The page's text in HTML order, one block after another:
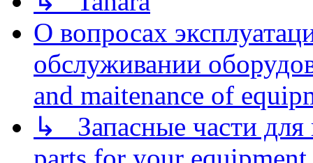
О вопросах
обслуживании
and maitenance of
↳ Запасные части для